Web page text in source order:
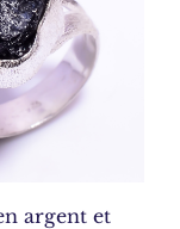
argent et